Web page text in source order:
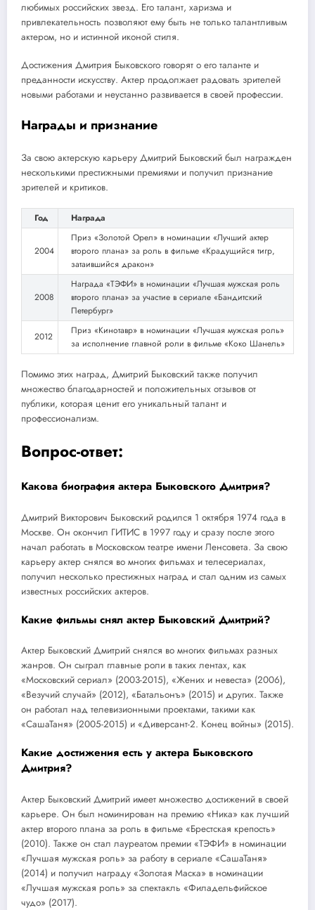
любимых российских звезд. Его талант, харизма и
привлекательность позволяют ему быть не только талантливым
актером, но и истинной иконой стиля.
Достижения Дмитрия Быковского говорят о его таланте и
преданности искусству. Актер продолжает радовать зрителей
новыми работами и неустанно развивается в своей профессии.
Награды и признание
За свою актерскую карьеру Дмитрий Быковский был награжден
несколькими престижными премиями и получил признание
зрителей и критиков.
Год Награда
2004
Приз «Золотой Орел» в номинации «Лучший актер
второго плана» за роль в фильме «Крадущийся тигр,
затаившийся дракон»
2008
Награда «ТЭФИ» в номинации «Лучшая мужская роль
второго плана» за участие в сериале «Бандитский
Петербург»
2012
Приз «Кинотавр» в номинации «Лучшая мужская роль»
за исполнение главной роли в фильме «Коко Шанель»
Помимо этих наград, Дмитрий Быковский также получил
множество благодарностей и положительных отзывов от
публики, которая ценит его уникальный талант и
профессионализм.
Вопрос-ответ:
Какова биография актера Быковского Дмитрия?
Дмитрий Викторович Быковский родился 1 октября 1974 года в
Москве. Он окончил ГИТИС в 1997 году и сразу после этого
начал работать в Московском театре имени Ленсовета. За свою
карьеру актер снялся во многих фильмах и телесериалах,
получил несколько престижных наград и стал одним из самых
известных российских актеров.
Какие фильмы снял актер Быковский Дмитрий?
Актер Быковский Дмитрий снялся во многих фильмах разных
жанров. Он сыграл главные роли в таких лентах, как
«Московский сериал» (2003-2015), «Жених и невеста» (2006),
«Везучий случай» (2012), «Батальонъ» (2015) и других. Также
он работал над телевизионными проектами, такими как
«СашаТаня» (2005-2015) и «Диверсант-2. Конец войны» (2015).
Какие достижения есть у актера Быковского
Дмитрия?
Актер Быковский Дмитрий имеет множество достижений в своей
карьере. Он был номинирован на премию «Ника» как лучший
актер второго плана за роль в фильме «Брестская крепость»
(2010). Также он стал лауреатом премии «ТЭФИ» в номинации
«Лучшая мужская роль» за работу в сериале «СашаТаня»
(2014) и получил награду «Золотая Маска» в номинации
«Лучшая мужская роль» за спектакль «Филадельфийское
чудо» (2017).